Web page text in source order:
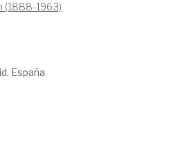
(1888-1963)
España